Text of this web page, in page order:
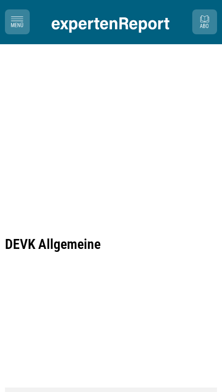
DEVK Allgemeine